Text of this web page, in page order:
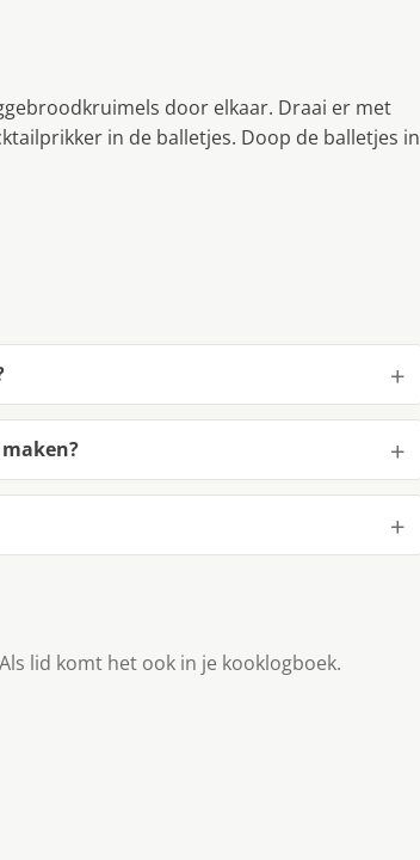
door elkaar. Draai er met
in de balletjes. Doop de balletjes in
lid komt het ook in je kooklogboek.